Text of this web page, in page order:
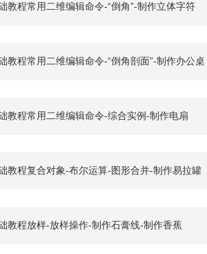
教程常用二维编辑命令-“倒角”-制作立体字符
教程常用二维编辑命令-“倒角剖面”-制作办公桌
教程常用二维编辑命令-综合实例-制作电扇
教程复合对象-布尔运算-图形合并-制作易拉罐
教程放样-放样操作-制作石膏线-制作香蕉